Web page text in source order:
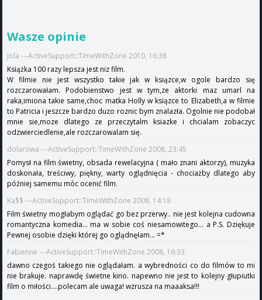
Wasze opinie
Jola ---ActiveSupport::TimeWithZone 2010, 16:38
Książka 100 razy lepsza jest niz film.
W filmie nie jest wszystko takie jak w ksiązce,w ogole bardzo się
rozczarowałam. Podobienstwo jest w tym,ze aktorki maz umarl na
raka,imiona takie same,choc matka Holly w ksiązce to Elizabeth,a w filmie
to Patricia i jeszcze bardzo duzo roznic bym znalazła. Ogolnie nie podobał
mnie sie,moze dlatego ze przeczytalm ksiazke i chcialam zobaczyc
odzwierciedlenie,ale rozczarowalam się.
dolarowa ---ActiveSupport::TimeWithZone 2008, 23:45
Pomysł na film świetny, obsada rewelacyjna ( mało znani aktorzy), muzyka
doskonała, treściwy, piękny, warty oglądnięcia - chociażby dlatego aby
później samemu móc ocenić film.
Ka$$ ---ActiveSupport::TimeWithZone 2008, 14:18
Film świetny mogłabym oglądać go bez przerwy.. nie jest kolejna cudowna
romantyczna komedia... ma w sobie coś niesamowitego... a P.S. Dziękuje
Pewnej osobie dzięki której go oglądnęłam... =*
Fabienne ---ActiveSupport::TimeWithZone 2008, 16:33
dawno czegoś takiego nie oglądałam. a wybredności co do filmów to mi
nie brakuje. naprawdę świetne kino. napewno nie jest to kolejny głupiutki
film o miłości....polecam ale uwaga! wzrusza na maaaksa!!!